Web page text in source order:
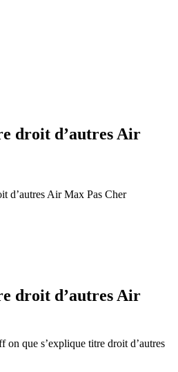
droit d’autres Air
d’autres Air Max Pas Cher
droit d’autres Air
on que s’explique titre droit d’autres